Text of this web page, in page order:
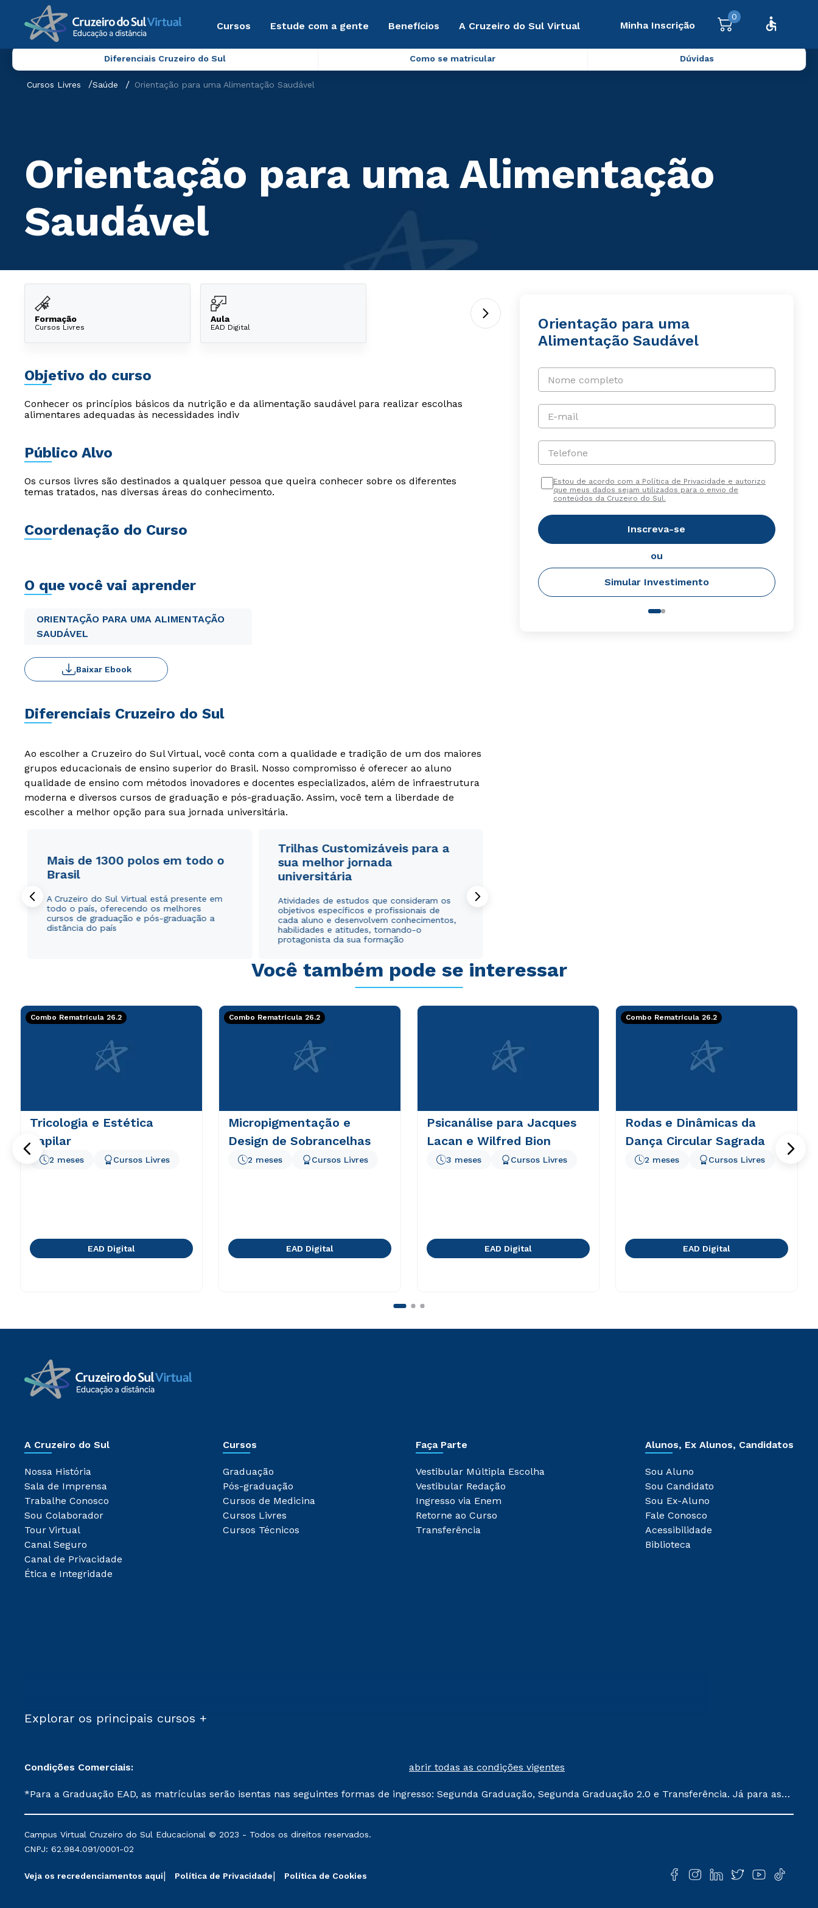
Cursos Estude com a gente Benefícios A Cruzeiro do Sul Virtual Minha Inscrição
0
Diferenciais Cruzeiro do Sul Como se matricular Dúvidas
Cursos Livres Saúde Orientação para uma Alimentação Saudável
Orientação para uma Alimentação
Saudável
Formação
Cursos Livres
Aula
EAD Digital
Objetivo do curso
Conhecer os princípios básicos da nutrição e da alimentação saudável para realizar escolhas
alimentares adequadas às necessidades indiv
Público Alvo
Os cursos livres são destinados a qualquer pessoa que queira conhecer sobre os diferentes
temas tratados, nas diversas áreas do conhecimento.
Coordenação do Curso
O que você vai aprender
ORIENTAÇÃO PARA UMA ALIMENTAÇÃO
SAUDÁVEL
Baixar Ebook
Diferenciais Cruzeiro do Sul
Ao escolher a Cruzeiro do Sul Virtual, você conta com a qualidade e tradição de um dos maiores
grupos educacionais de ensino superior do Brasil. Nosso compromisso é oferecer ao aluno
qualidade de ensino com métodos inovadores e docentes especializados, além de infraestrutura
moderna e diversos cursos de graduação e pós-graduação. Assim, você tem a liberdade de
escolher a melhor opção para sua jornada universitária.
Mais de 1300 polos em todo o
Brasil
A Cruzeiro do Sul Virtual está presente em
todo o país, oferecendo os melhores
cursos de graduação e pós-graduação a
distância do país
Trilhas Customizáveis para a
sua melhor jornada
universitária
Atividades de estudos que consideram os
objetivos específicos e profissionais de
cada aluno e desenvolvem conhecimentos,
habilidades e atitudes, tornando-o
protagonista da sua formação
Orientação para uma
Alimentação Saudável
Nome completo
E-mail
Telefone
Estou de acordo com a Política de Privacidade e autorizo
que meus dados sejam utilizados para o envio de
conteúdos da Cruzeiro do Sul.
Inscreva-se
ou
Simular Investimento
Você também pode se interessar
Combo Rematrícula 26.2
Tricologia e Estética
Capilar
2 meses Cursos Livres
EAD Digital
Combo Rematrícula 26.2
Micropigmentação e
Design de Sobrancelhas
2 meses Cursos Livres
EAD Digital
Psicanálise para Jacques
Lacan e Wilfred Bion
3 meses Cursos Livres
EAD Digital
Combo Rematrícula 26.2
Rodas e Dinâmicas da
Dança Circular Sagrada
2 meses Cursos Livres
EAD Digital
A Cruzeiro do Sul
Nossa História
Sala de Imprensa
Trabalhe Conosco
Sou Colaborador
Tour Virtual
Canal Seguro
Canal de Privacidade
Ética e Integridade
Cursos
Graduação
Pós-graduação
Cursos de Medicina
Cursos Livres
Cursos Técnicos
Faça Parte
Vestibular Múltipla Escolha
Vestibular Redação
Ingresso via Enem
Retorne ao Curso
Transferência
Alunos, Ex Alunos, Candidatos
Sou Aluno
Sou Candidato
Sou Ex-Aluno
Fale Conosco
Acessibilidade
Biblioteca
Explorar os principais cursos +
Condições Comerciais: abrir todas as condições vigentes
*Para a Graduação EAD, as matrículas serão isentas nas seguintes formas de ingresso: Segunda Graduação, Segunda Graduação 2.0 e Transferência. Já para as
mantidos conforme negociação. Descontos institucionais poderão sofrer alterações nos períodos de rematrícula conforme exposto no contrato de prestação de
serviços.
Campus Virtual Cruzeiro do Sul Educacional © 2023 - Todos os direitos reservados.
CNPJ: 62.984.091/0001-02
Veja os recredenciamentos aqui Política de Privacidade Política de Cookies
WhatsApp
ou
Estou de acordo com a
autorizo que meus dados sejam utilizados para o
WhatsApp
ou
Estou de acordo com a
autorizo que meus dados sejam utilizados para o